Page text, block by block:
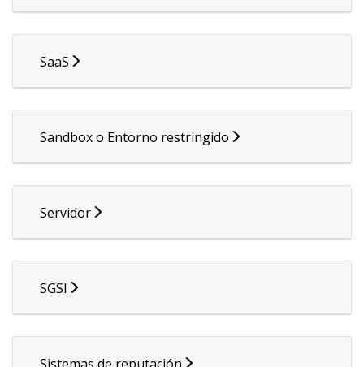
SaaS
Sandbox o Entorno restringido
Servidor
SGSI
Sistemas de reputación